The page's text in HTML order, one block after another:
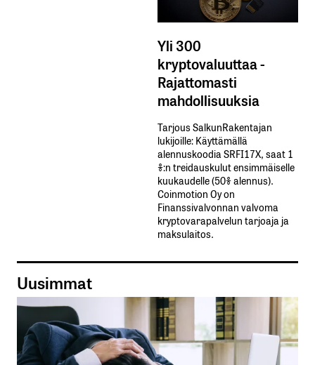
Yli 300
kryptovaluuttaa -
Rajattomasti
mahdollisuuksia
Tarjous SalkunRakentajan
lukijoille: Käyttämällä​ ​
alennuskoodia​ ​SRFI17X,​ ​saat​ ​1
%:n treidauskulut​ ​ensimmäiselle​ ​
kuukaudelle​ ​(50%​ ​alennus).
Coinmotion Oy on
Finanssivalvonnan valvoma
kryptovarapalvelun tarjoaja ja
maksulaitos.
Uusimmat